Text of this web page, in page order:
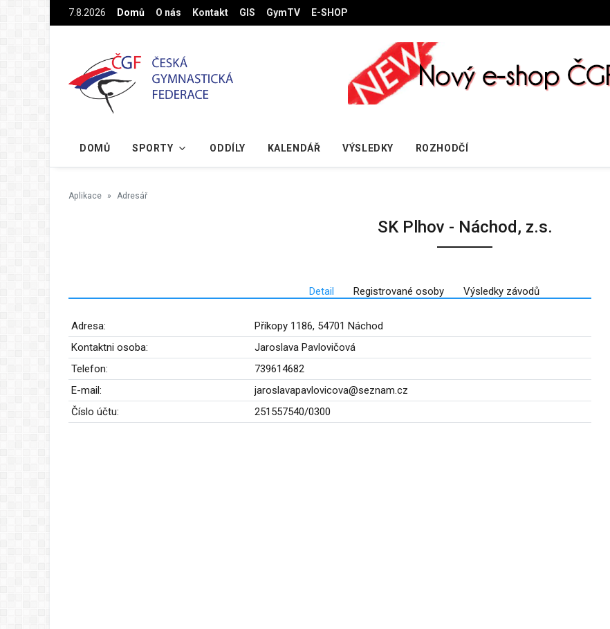
Na hlavní obsah7.8.2026 Domů O nás Kontakt GIS GymTV E-SHOP
DOMŮ SPORTY ODDÍLY KALENDÁŘ VÝSLEDKY ROZHODČÍ
Aplikace Adresář
SK Plhov - Náchod, z.s.
Detail Registrované osoby Výsledky závodů
Adresa:
Příkopy 1186, 54701 Náchod
Kontaktni osoba:
Jaroslava Pavlovičová
Telefon:
739614682
E-mail:
jaroslavapavlovicova@seznam.cz
Číslo účtu:
251557540/0300